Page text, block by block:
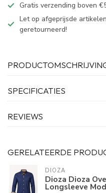
Gratis verzending boven
Let op afgeprijsde
geretourneerd!
SPECIFICATIES
REVIEWS
GERELATEERDE
DIOZA
Dioza Dioza
Longsleeve